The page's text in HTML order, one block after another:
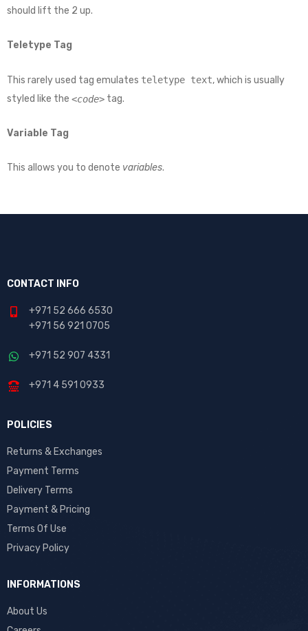
should lift the 2 up.
Teletype Tag
This rarely used tag emulates teletype text, which is usually
styled like the <code> tag.
Variable Tag
This allows you to denote variables.
CONTACT INFO
+971 52 666 6530
+971 56 921 0705
+971 52 907 4331
+971 4 591 0933
POLICIES
Returns & Exchanges
Payment Terms
Delivery Terms
Payment & Pricing
Terms Of Use
Privacy Policy
INFORMATIONS
About Us